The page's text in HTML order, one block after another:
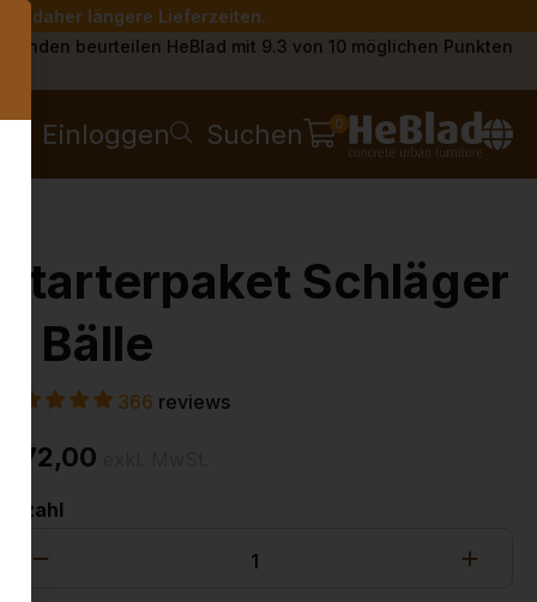
daher längere Lieferzeiten.
Kunden beurteilen HeBlad mit 9.3 von 10 möglichen Punkten
Einloggen Suchen 0
Schläger
Bälle
366 reviews
72,00